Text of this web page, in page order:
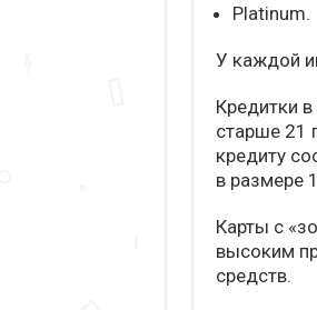
Platinum.
У каждой
Кредитки
старше 21
кредиту
в размере
Карты с
высоким
средств.